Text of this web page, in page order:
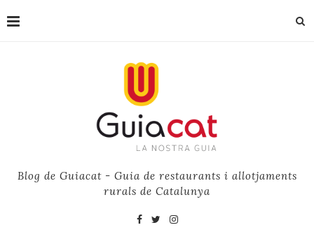
Blog de Guiacat - Guia de restaurants i allotjaments
rurals de Catalunya